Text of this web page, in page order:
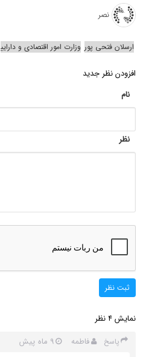
نصر
ارسلان فتحی پور وزارت امور اقتصادی و دارایی
افزودن نظر جدید
نام
نظر
ثبت نظر
نمایش 4 نظر
پاسخ فاطمه
9 ماه پیش